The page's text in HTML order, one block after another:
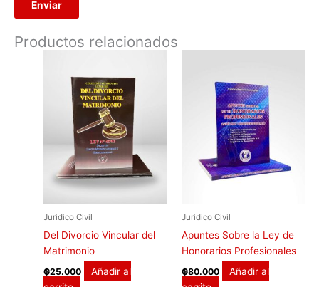
Productos relacionados
Juridico Civil
Del Divorcio Vincular del
Matrimonio
₲25.000
Añadir al
Juridico Civil
Apuntes Sobre la Ley de
Honorarios Profesionales
₲80.000
Añadir al